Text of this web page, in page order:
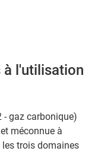
à l'utilisation
- gaz carbonique)
méconnue à
les trois domaines